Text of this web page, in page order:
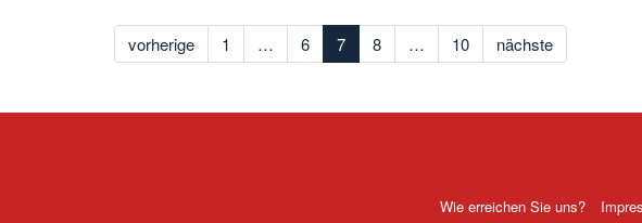
vorherige 1 … 6 7 8 … 10 nächste
Wie erreichen Sie uns?